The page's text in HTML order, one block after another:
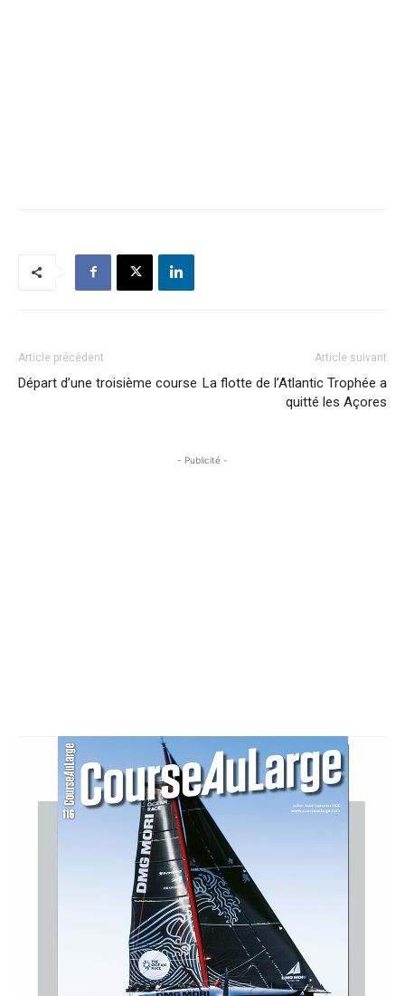
Article précédent
Départ d’une troisième course
Article suivant
La flotte de l’Atlantic Trophée a
quitté les Açores
- Publicité -